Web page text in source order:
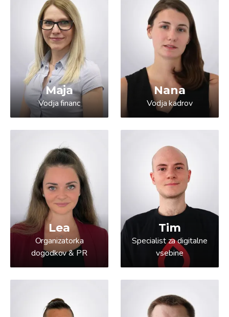
Maja
Vodja financ
Nana
Vodja kadrov
Lea
Organizatorka
dogodkov & PR
Tim
Specialist za digitalne
vsebine